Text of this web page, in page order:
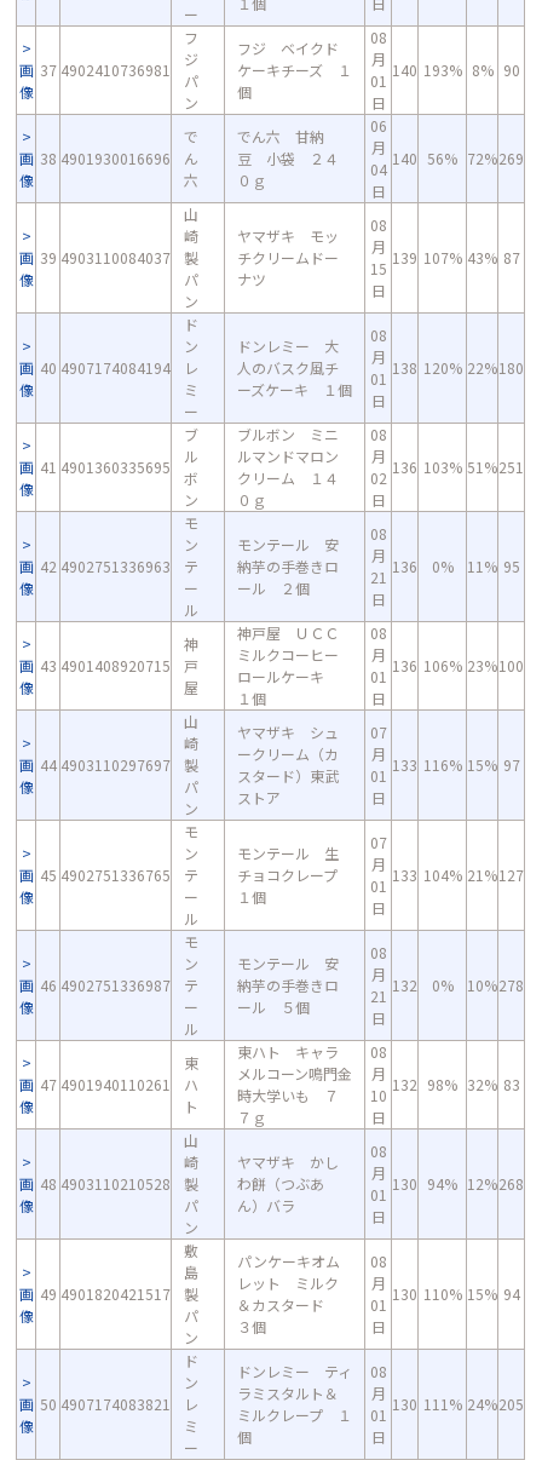
ー
画
像
37 4902410736981
フ
ジ
パ
ン
フジ ベイクド
ケーキチーズ １
個
08
月
01
日
140 193% 8% 90
画
像
38 4901930016696
で
ん
六
でん六 甘納
豆 小袋 ２４
０ｇ
06
月
04
日
140 56% 72%269
画
像
39 4903110084037
山
崎
製
パ
ン
ヤマザキ モッ
チクリームドー
ナツ
08
月
15
日
139 107% 43% 87
画
像
40 4907174084194
ド
ン
レ
ミ
ー
ドンレミー 大
人のバスク風チ
ーズケーキ １個
08
月
01
日
138 120% 22%180
画
像
41 4901360335695
ブ
ル
ボ
ン
ブルボン ミニ
ルマンドマロン
クリーム １４
０ｇ
08
月
02
日
136 103% 51%251
画
像
42 4902751336963
モ
ン
テ
ー
ル
モンテール 安
納芋の手巻きロ
ール ２個
08
月
21
日
136 0% 11% 95
画
像
43 4901408920715
神
戸
屋
神戸屋 ＵＣＣ
ミルクコーヒー
ロールケーキ
１個
08
月
01
日
136 106% 23%100
画
像
44 4903110297697
山
崎
製
パ
ン
ヤマザキ シュ
ークリーム（カ
スタード）東武
ストア
07
月
01
日
133 116% 15% 97
画
像
45 4902751336765
モ
ン
テ
ー
ル
モンテール 生
チョコクレープ
１個
07
月
01
日
133 104% 21%127
画
像
46 4902751336987
モ
ン
テ
ー
ル
モンテール 安
納芋の手巻きロ
ール ５個
08
月
21
日
132 0% 10%278
画
像
47 4901940110261
東
ハ
ト
東ハト キャラ
メルコーン鳴門金
時大学いも ７
７ｇ
08
月
10
日
132 98% 32% 83
画
像
48 4903110210528
山
崎
製
パ
ン
ヤマザキ かし
わ餅（つぶあ
ん）バラ
08
月
01
日
130 94% 12%268
画
像
49 4901820421517
敷
島
製
パ
ン
パンケーキオム
レット ミルク
＆カスタード
３個
08
月
01
日
130 110% 15% 94
画
像
50 4907174083821
ド
ン
レ
ミ
ー
ドンレミー ティ
ラミスタルト＆
ミルクレープ １
個
08
月
01
日
130 111% 24%205